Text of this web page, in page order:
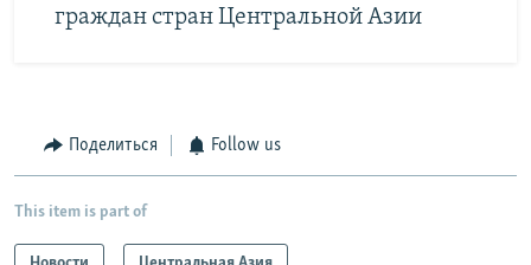
граждан стран Центральной Азии
Поделиться Follow us
This item is part of